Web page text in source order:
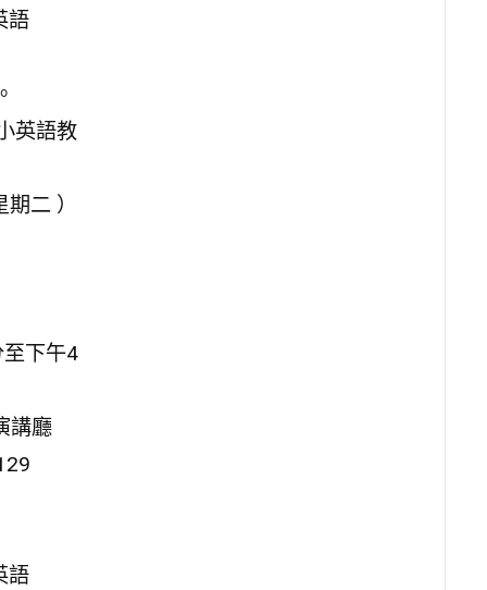
語
英語教
二 ）
下午4
講廳
語